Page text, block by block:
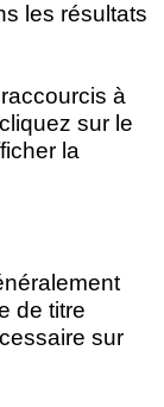
les résultats
à
sur le
la
de titre
sur